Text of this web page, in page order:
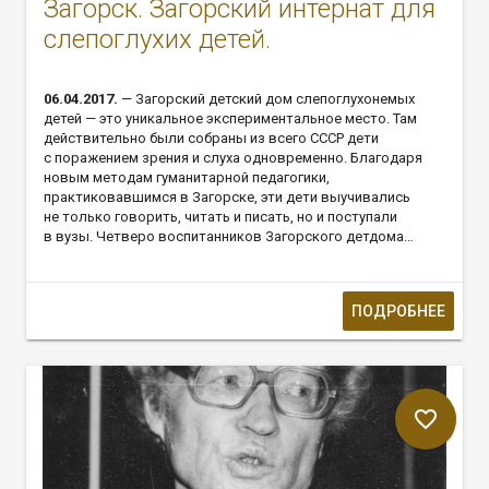
Загорск. Загорский интернат для
слепоглухих детей.
06.04.2017. — Загорский детский дом слепоглухонемых
детей — это уникальное экспериментальное место. Там
действительно были собраны из всего СССР дети
с поражением зрения и слуха одновременно. Благодаря
новым методам гуманитарной педагогики,
практиковавшимся в Загорске, эти дети выучивались
не только говорить, читать и писать, но и поступали
в вузы. Четверо воспитанников Загорского детдома…
ПОДРОБНЕЕ
favorite_border